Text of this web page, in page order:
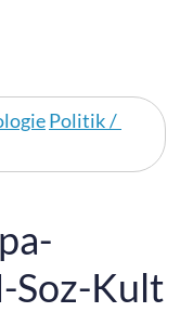
Politik /
Soz-Kult